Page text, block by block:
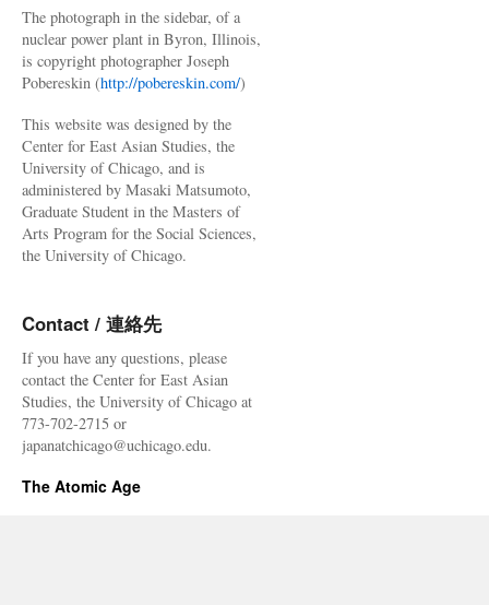
The photograph in the sidebar, of a
nuclear power plant in Byron, Illinois,
is copyright photographer Joseph
Pobereskin (http://pobereskin.com/)
This website was designed by the
Center for East Asian Studies, the
University of Chicago, and is
administered by Masaki Matsumoto,
Graduate Student in the Masters of
Arts Program for the Social Sciences,
the University of Chicago.
Contact / 連絡先
If you have any questions, please
contact the Center for East Asian
Studies, the University of Chicago at
773-702-2715 or
japanatchicago@uchicago.edu.
The Atomic Age